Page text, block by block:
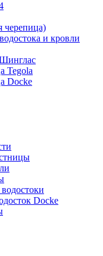
черепица)
и кровли
Tegola
Docke
Docke